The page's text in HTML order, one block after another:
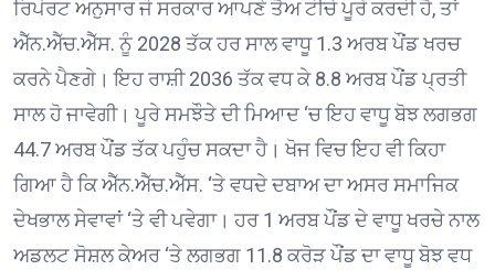
ਰਿਪੋਰਟ ਅਨੁਸਾਰ ਜੇ ਸਰਕਾਰ ਆਪਣੇ ਤੈਅ ਟੀਚੇ ਪੂਰੇ ਕਰਦੀ ਹੈ, ਤਾਂ
ਐੱਨ.ਐੱਚ.ਐੱਸ. ਨੂੰ 2028 ਤੱਕ ਹਰ ਸਾਲ ਵਾਧੂ 1.3 ਅਰਬ ਪੌਂਡ ਖਰਚ
ਕਰਨੇ ਪੈਣਗੇ। ਇਹ ਰਾਸ਼ੀ 2036 ਤੱਕ ਵਧ ਕੇ 8.8 ਅਰਬ ਪੌਂਡ ਪ੍ਰਤੀ
ਸਾਲ ਹੋ ਜਾਵੇਗੀ। ਪੂਰੇ ਸਮਝੌਤੇ ਦੀ ਮਿਆਦ ‘ਚ ਇਹ ਵਾਧੂ ਬੋਝ ਲਗਭਗ
44.7 ਅਰਬ ਪੌਂਡ ਤੱਕ ਪਹੁੰਚ ਸਕਦਾ ਹੈ। ਖੋਜ ਵਿਚ ਇਹ ਵੀ ਕਿਹਾ
ਗਿਆ ਹੈ ਕਿ ਐੱਨ.ਐੱਚ.ਐੱਸ. ‘ਤੇ ਵਧਦੇ ਦਬਾਅ ਦਾ ਅਸਰ ਸਮਾਜਿਕ
ਦੇਖਭਾਲ ਸੇਵਾਵਾਂ ‘ਤੇ ਵੀ ਪਵੇਗਾ। ਹਰ 1 ਅਰਬ ਪੌਂਡ ਦੇ ਵਾਧੂ ਖਰਚੇ ਨਾਲ
ਅਡਲਟ ਸੋਸ਼ਲ ਕੇਅਰ ‘ਤੇ ਲਗਭਗ 11.8 ਕਰੋੜ ਪੌਂਡ ਦਾ ਵਾਧੂ ਬੋਝ ਵਧ